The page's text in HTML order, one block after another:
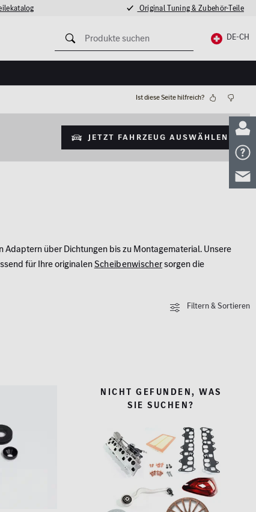
Original Tuning & Zubehör-Teile
DE-CH
Ist diese Seite hilfreich?
Jetzt Fahrzeug auswählen
Filtern & Sortieren
Adaptern über Dichtungen bis zu Montagematerial. Unsere
für Ihre originalenScheibenwischersorgen die
NICHT GEFUNDEN, WAS
SIE SUCHEN?